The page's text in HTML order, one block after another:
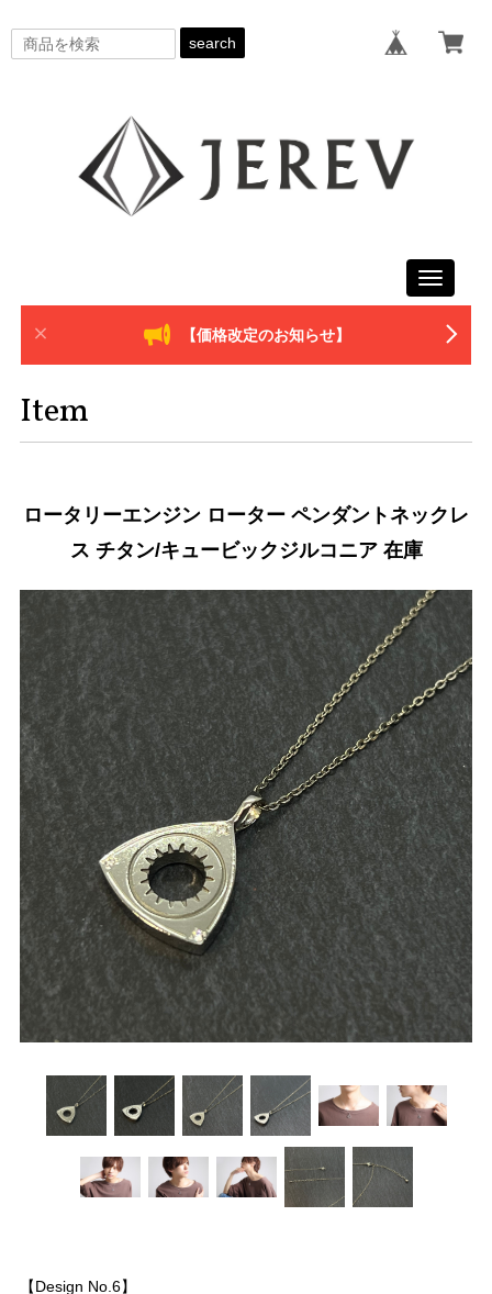
search
Toggle
【価格改定のお知らせ】
Item
ロータリーエンジン ローター ペンダントネックレ
ス チタン/キュービックジルコニア 在庫
【Design No.6】